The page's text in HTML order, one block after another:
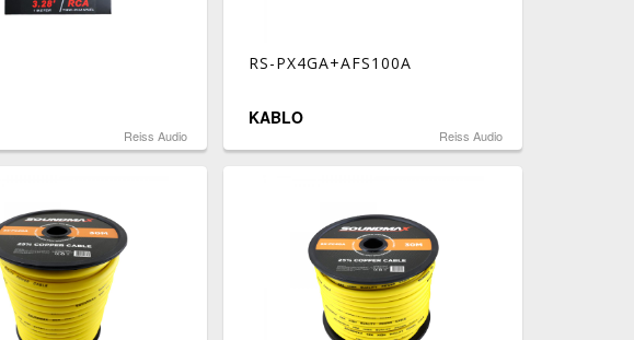
Reiss Audio
RS-PX4GA+AFS100A
KABLO
Reiss Audio